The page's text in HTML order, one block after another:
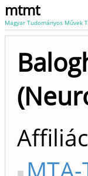
mtmt
Magyar Tudományos Művek